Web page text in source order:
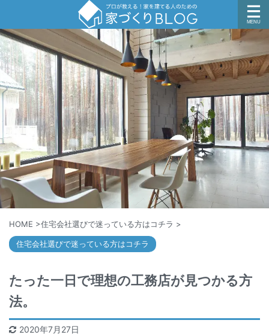
HOME >住宅会社選びで迷っている方はコチラ >
住宅会社選びで迷っている方はコチラ
たった一日で理想の工務店が見つかる方
法。
2020年7月27日